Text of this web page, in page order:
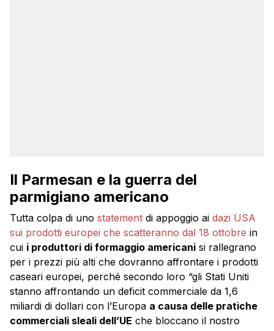
Il Parmesan e la guerra del
parmigiano americano
Tutta colpa di uno statement di appoggio ai dazi USA
sui prodotti europei che scatteranno dal 18 ottobre in
cui i produttori di formaggio americani si rallegrano
per i prezzi più alti che dovranno affrontare i prodotti
caseari europei, perché secondo loro “gli Stati Uniti
stanno affrontando un deficit commerciale da 1,6
miliardi di dollari con l’Europa a causa delle pratiche
commerciali sleali dell’UE che bloccano il nostro